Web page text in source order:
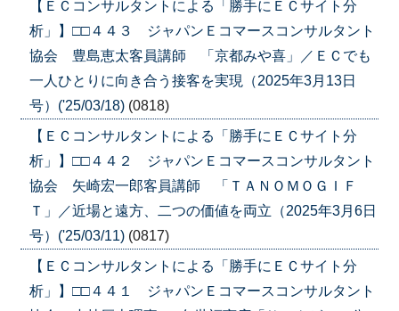
【ＥＣコンサルタントによる「勝手にＥＣサイト分
析」】□□４４３ ジャパンＥコマースコンサルタント
協会 豊島恵太客員講師 「京都みや喜」／ＥＣでも
一人ひとりに向き合う接客を実現（2025年3月13日
号）('25/03/18) (0818)
【ＥＣコンサルタントによる「勝手にＥＣサイト分
析」】□□４４２ ジャパンＥコマースコンサルタント
協会 矢崎宏一郎客員講師 「ＴＡＮＯＭＯＧＩＦ
Ｔ」／近場と遠方、二つの価値を両立（2025年3月6日
号）('25/03/11) (0817)
【ＥＣコンサルタントによる「勝手にＥＣサイト分
析」】□□４４１ ジャパンＥコマースコンサルタント